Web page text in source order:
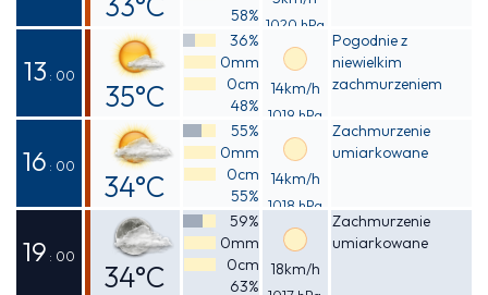
Odczuwalna
37°C
58% 1020 hPa
13 : 00
35°C
Odczuwalna
39°C
36%
0mm
0cm
48%
14km/h
1019 hPa
Pogodnie z
niewielkim
zachmurzeniem
16 : 00
34°C
Odczuwalna
40°C
55%
0mm
0cm
55%
14km/h
1018 hPa
Zachmurzenie
umiarkowane
19 : 00
34°C
59%
0mm
0cm
63%
18km/h
Zachmurzenie
umiarkowane